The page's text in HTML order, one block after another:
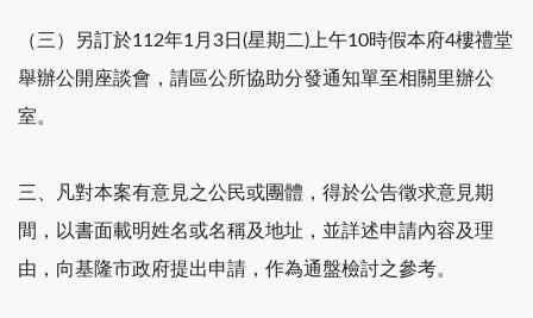
（三）另訂於112年1月3日(星期二)上午10時假本府4樓禮堂
舉辦公開座談會，請區公所協助分發通知單至相關里辦公
室。
三、凡對本案有意見之公民或團體，得於公告徵求意見期
間，以書面載明姓名或名稱及地址，並詳述申請內容及理
由，向基隆市政府提出申請，作為通盤檢討之參考。